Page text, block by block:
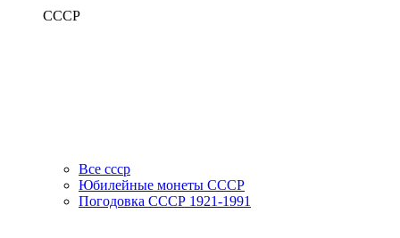
СССР
Все ссср
Юбилейные монеты СССР
Погодовка СССР 1921-1991